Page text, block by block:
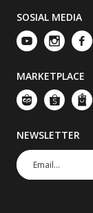
SOSIAL MEDIA
MARKETPLACE
NEWSLETTER